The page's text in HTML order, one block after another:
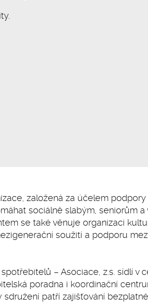
založená za účelem
sociálně slabým, seniorům
se také věnuje organizaci
soužití a podporu
– Asociace, z.s. sídlí v
poradna i koordinační
sdružení patří zajišťování